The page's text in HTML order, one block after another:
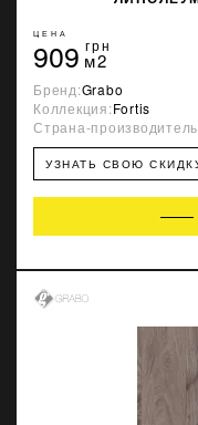
ЦЕНА
909 грн
м2
Бренд:Grabo
Коллекция:Fortis
Страна-
УЗНАТЬ СВОЮ